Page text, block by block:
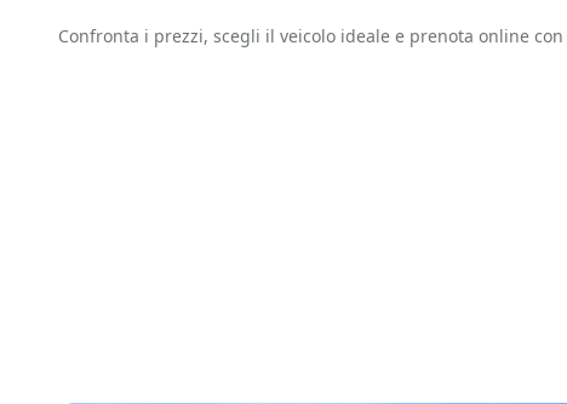
Confronta i prezzi, scegli il veicolo ideale e prenota online con